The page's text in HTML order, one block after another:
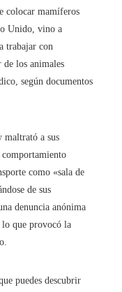
colocar mamíferos
Unido, vino a
trabajar con
los animales
según documentos
maltrató a sus
como «sala de
de sus
denuncia anónima
lo que provocó la
puedes descubrir